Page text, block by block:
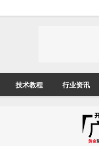
技术教程 行业资讯